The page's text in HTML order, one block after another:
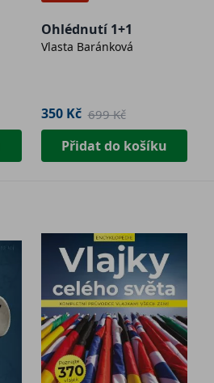
Ohlédnutí 1+1
Vlasta Baránková
350 Kč 699 Kč
Přidat do košíku